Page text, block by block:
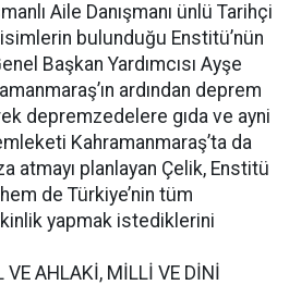
Aile Danışmanı ünlü Tarihçi
bulunduğu Enstitü’nün
Başkan Yardımcısı Ayşe
ardından deprem
depremzedelere gıda ve ayni
Kahramanmaraş’ta da
atmayı planlayan Çelik, Enstitü
de Türkiye’nin tüm
yapmak istediklerini
VE AHLAKİ, MİLLİ VE DİNİ